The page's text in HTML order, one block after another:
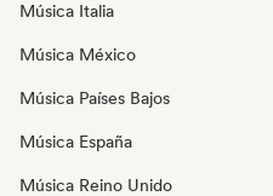
Música Italia
Música México
Música Países Bajos
Música España
Música Reino Unido